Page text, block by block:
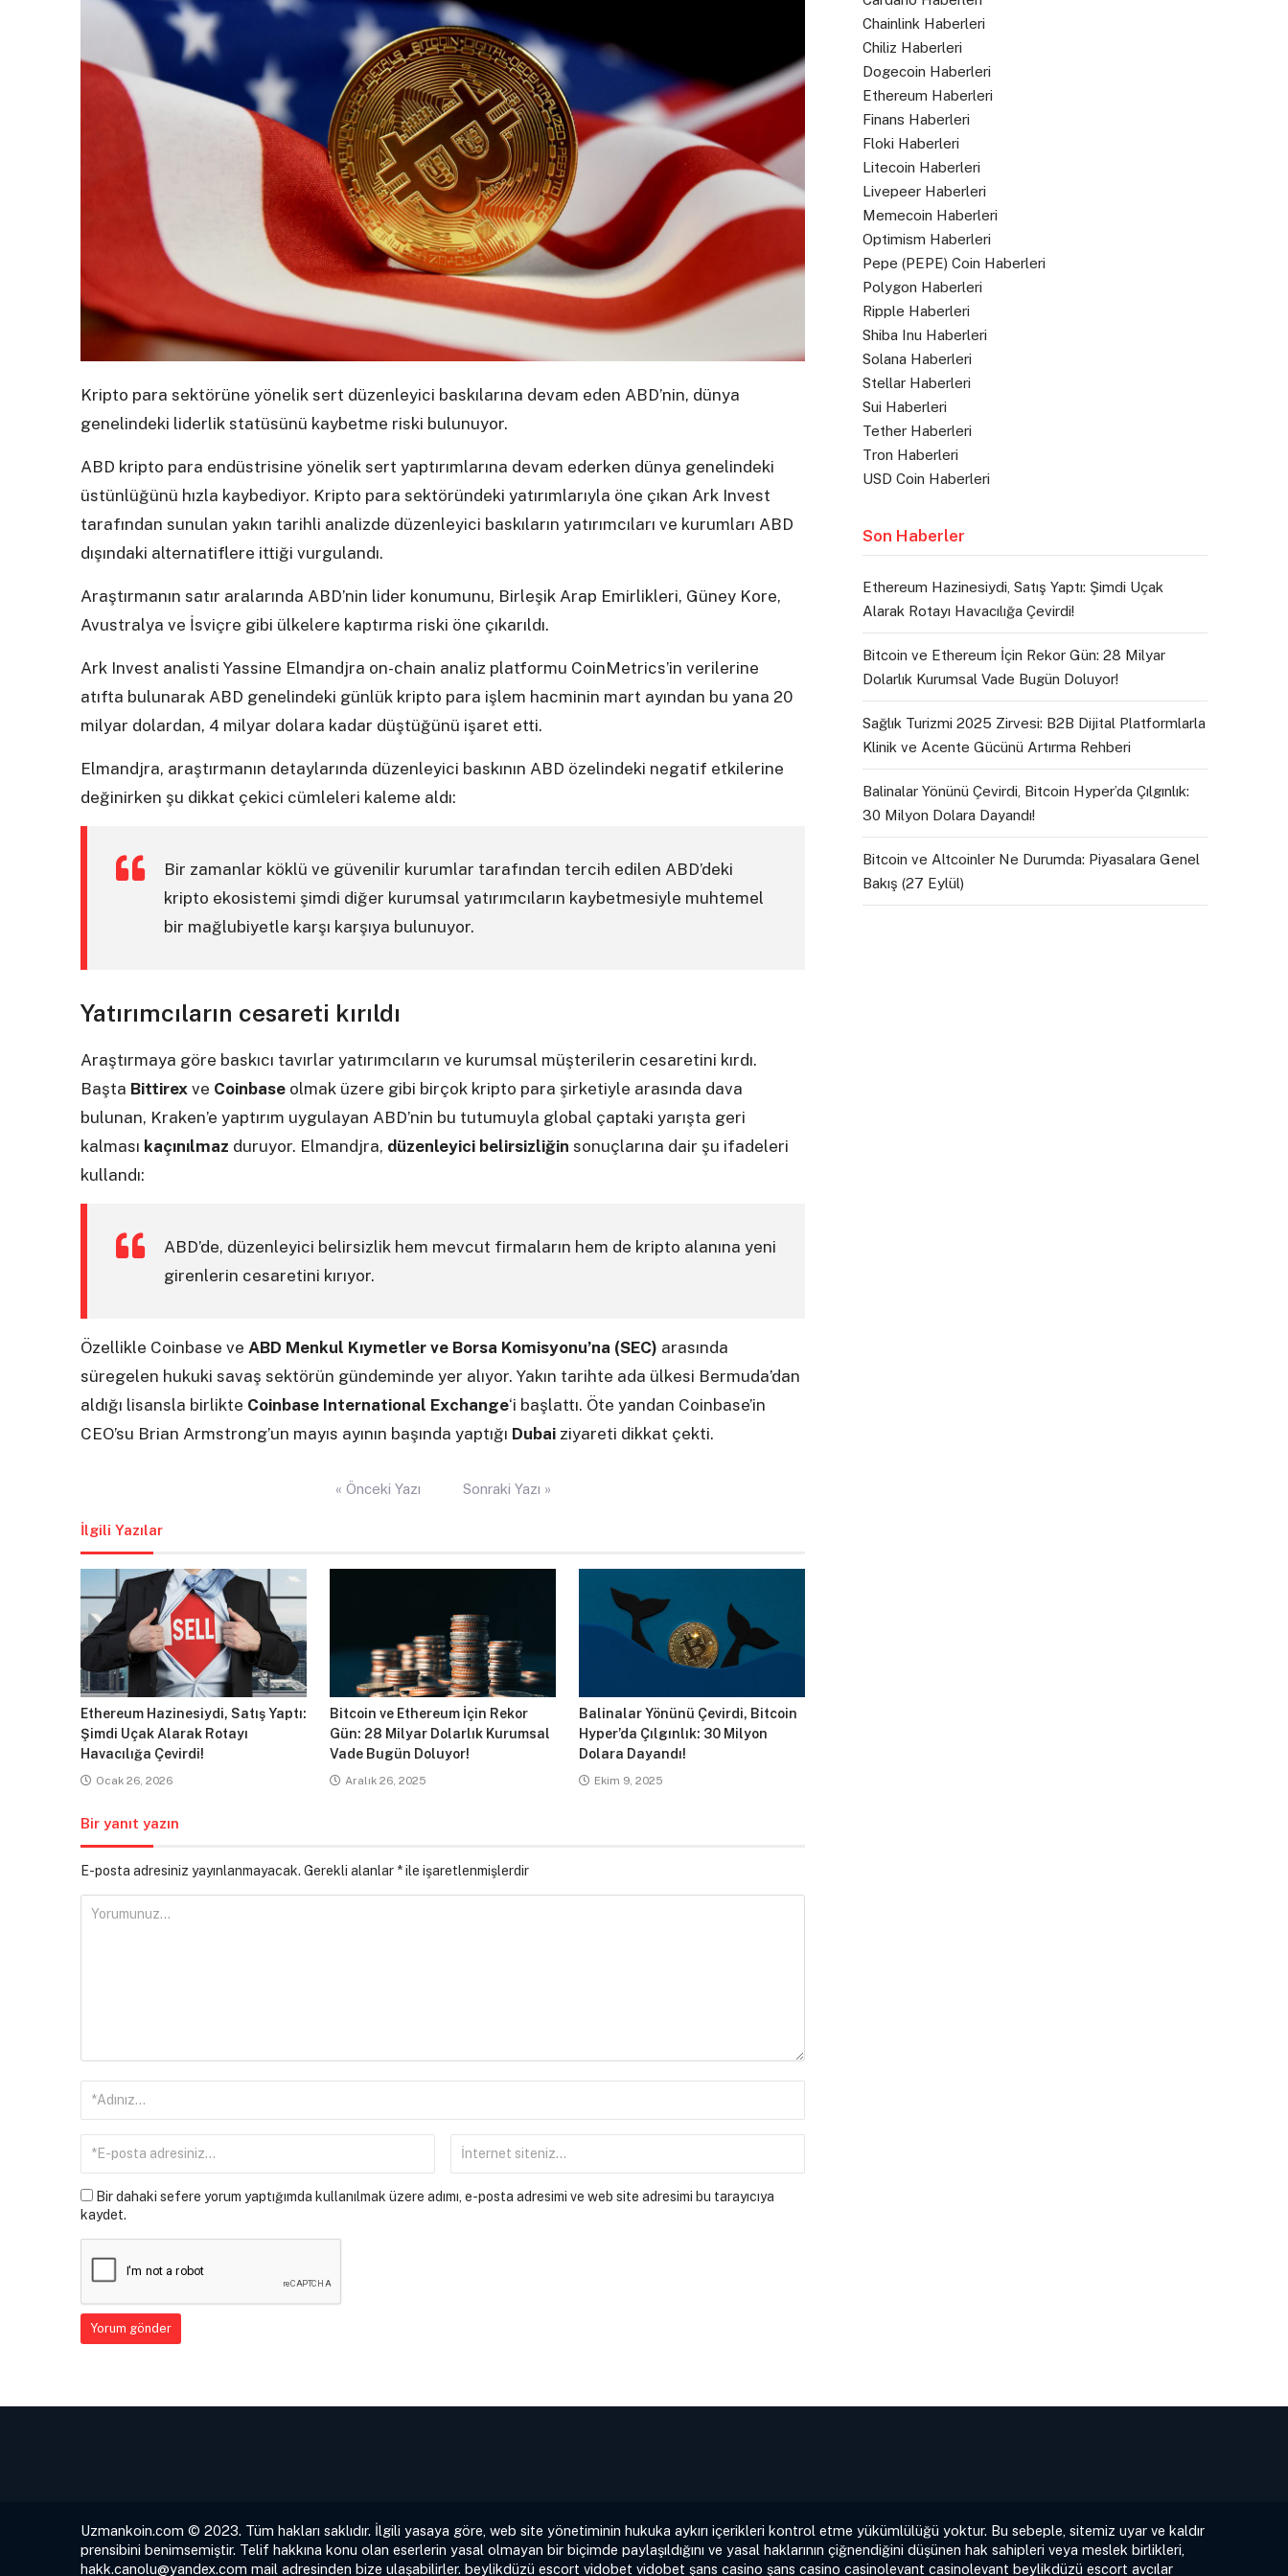
Kripto para sektörüne yönelik sert düzenleyici baskılarına devam eden ABD’nin, dünya
genelindeki liderlik statüsünü kaybetme riski bulunuyor.
ABD kripto para endüstrisine yönelik sert yaptırımlarına devam ederken dünya genelindeki
üstünlüğünü hızla kaybediyor. Kripto para sektöründeki yatırımlarıyla öne çıkan Ark Invest
tarafından sunulan yakın tarihli analizde düzenleyici baskıların yatırımcıları ve kurumları ABD
dışındaki alternatiflere ittiği vurgulandı.
Araştırmanın satır aralarında ABD’nin lider konumunu, Birleşik Arap Emirlikleri, Güney Kore,
Avustralya ve İsviçre gibi ülkelere kaptırma riski öne çıkarıldı.
Ark Invest analisti Yassine Elmandjra on-chain analiz platformu CoinMetrics’in verilerine
atıfta bulunarak ABD genelindeki günlük kripto para işlem hacminin mart ayından bu yana 20
milyar dolardan, 4 milyar dolara kadar düştüğünü işaret etti.
Elmandjra, araştırmanın detaylarında düzenleyici baskının ABD özelindeki negatif etkilerine
değinirken şu dikkat çekici cümleleri kaleme aldı:
Bir zamanlar köklü ve güvenilir kurumlar tarafından tercih edilen ABD’deki
kripto ekosistemi şimdi diğer kurumsal yatırımcıların kaybetmesiyle muhtemel
bir mağlubiyetle karşı karşıya bulunuyor.
Yatırımcıların cesareti kırıldı
Araştırmaya göre baskıcı tavırlar yatırımcıların ve kurumsal müşterilerin cesaretini kırdı.
Başta Bittirex ve Coinbase olmak üzere gibi birçok kripto para şirketiyle arasında dava
bulunan, Kraken’e yaptırım uygulayan ABD’nin bu tutumuyla global çaptaki yarışta geri
kalması kaçınılmaz duruyor. Elmandjra, düzenleyici belirsizliğin sonuçlarına dair şu ifadeleri
kullandı:
ABD’de, düzenleyici belirsizlik hem mevcut firmaların hem de kripto alanına yeni
girenlerin cesaretini kırıyor.
Özellikle Coinbase ve ABD Menkul Kıymetler ve Borsa Komisyonu’na (SEC) arasında
süregelen hukuki savaş sektörün gündeminde yer alıyor. Yakın tarihte ada ülkesi Bermuda’dan
aldığı lisansla birlikte Coinbase International Exchange‘i başlattı. Öte yandan Coinbase’in
CEO’su Brian Armstrong’un mayıs ayının başında yaptığı Dubai ziyareti dikkat çekti.
« Önceki Yazı Sonraki Yazı »
İlgili Yazılar
Ethereum Hazinesiydi, Satış Yaptı:
Şimdi Uçak Alarak Rotayı
Havacılığa Çevirdi!
Ocak 26, 2026
Bitcoin ve Ethereum İçin Rekor
Gün: 28 Milyar Dolarlık Kurumsal
Vade Bugün Doluyor!
Aralık 26, 2025
Balinalar Yönünü Çevirdi, Bitcoin
Hyper’da Çılgınlık: 30 Milyon
Dolara Dayandı!
Ekim 9, 2025
Bir yanıt yazın
E-posta adresiniz yayınlanmayacak. Gerekli alanlar *ile işaretlenmişlerdir
Bir dahaki sefere yorum yaptığımda kullanılmak üzere adımı, e-posta adresimi ve web site adresimi bu tarayıcıya
kaydet.
Chainlink Haberleri
Chiliz Haberleri
Dogecoin Haberleri
Ethereum Haberleri
Finans Haberleri
Floki Haberleri
Litecoin Haberleri
Livepeer Haberleri
Memecoin Haberleri
Optimism Haberleri
Pepe (PEPE) Coin Haberleri
Polygon Haberleri
Ripple Haberleri
Shiba Inu Haberleri
Solana Haberleri
Stellar Haberleri
Sui Haberleri
Tether Haberleri
Tron Haberleri
USD Coin Haberleri
Son Haberler
Ethereum Hazinesiydi, Satış Yaptı: Şimdi Uçak
Alarak Rotayı Havacılığa Çevirdi!
Bitcoin ve Ethereum İçin Rekor Gün: 28 Milyar
Dolarlık Kurumsal Vade Bugün Doluyor!
Sağlık Turizmi 2025 Zirvesi: B2B Dijital Platformlarla
Klinik ve Acente Gücünü Artırma Rehberi
Balinalar Yönünü Çevirdi, Bitcoin Hyper’da Çılgınlık:
30 Milyon Dolara Dayandı!
Bitcoin ve Altcoinler Ne Durumda: Piyasalara Genel
Bakış (27 Eylül)
Uzmankoin.com © 2023. Tüm hakları saklıdır. İlgili yasaya göre, web site yönetiminin hukuka aykırı içerikleri kontrol etme yükümlülüğü yoktur. Bu sebeple, sitemiz uyar ve kaldır
prensibini benimsemiştir. Telif hakkına konu olan eserlerin yasal olmayan bir biçimde paylaşıldığını ve yasal haklarının çiğnendiğini düşünen hak sahipleri veya meslek birlikleri,
hakk.canolu@yandex.com mail adresinden bize ulaşabilirler. beylikdüzü escort vidobet vidobet şans casino şans casino casinolevant casinolevant beylikdüzü escort avcılar